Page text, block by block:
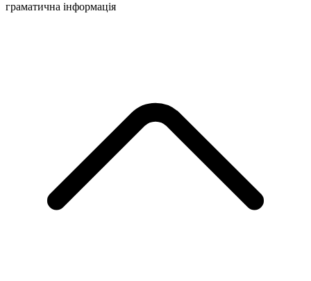
граматична інформація